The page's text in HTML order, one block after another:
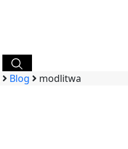
Blog modlitwa